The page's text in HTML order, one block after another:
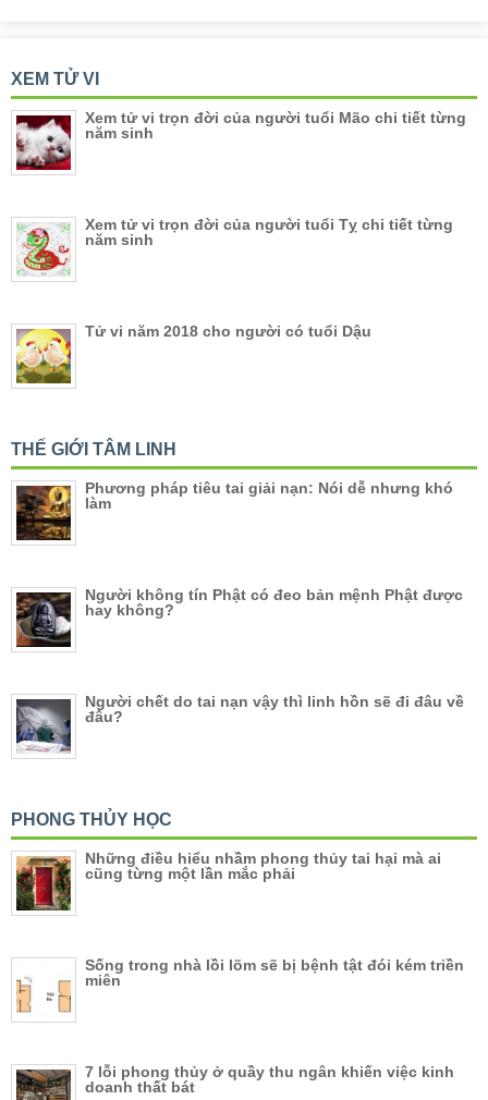
XEM TỬ VI
Xem tử vi trọn đời của người tuổi Mão chi tiết từng
năm sinh
Xem tử vi trọn đời của người tuổi Tỵ chi tiết từng
năm sinh
Tử vi năm 2018 cho người có tuổi Dậu
THẾ GIỚI TÂM LINH
Phương pháp tiêu tai giải nạn: Nói dễ nhưng khó
làm
Người không tín Phật có đeo bản mệnh Phật được
hay không?
Người chết do tai nạn vậy thì linh hồn sẽ đi đâu về
đâu?
PHONG THỦY HỌC
Những điều hiểu nhầm phong thủy tai hại mà ai
cũng từng một lần mắc phải
Sống trong nhà lồi lõm sẽ bị bệnh tật đói kém triền
miên
7 lỗi phong thủy ở quầy thu ngân khiến việc kinh
doanh thất bát